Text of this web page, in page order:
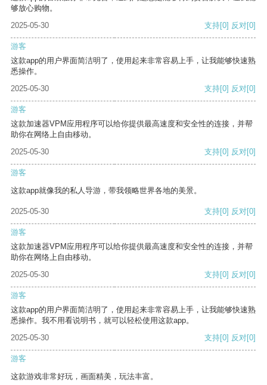
够放心购物。
2025-05-30
支持[0] 反对[0]
游客
这款app的用户界面简洁明了，使用起来非常容易上手，让我能够快速熟
悉操作。
2025-05-30
支持[0] 反对[0]
游客
这款加速器VPM应用程序可以给你提供最高速度和安全性的连接，并帮
助你在网络上自由移动。
2025-05-30
支持[0] 反对[0]
游客
这款app就像我的私人导游，带我领略世界各地的美景。
2025-05-30 支持[0] 反对[0]
游客
这款加速器VPM应用程序可以给你提供最高速度和安全性的连接，并帮
助你在网络上自由移动。
2025-05-30
支持[0] 反对[0]
游客
这款app的用户界面简洁明了，使用起来非常容易上手，让我能够快速熟
悉操作。我不用看说明书，就可以轻松使用这款app。
2025-05-30
支持[0] 反对[0]
游客
这款游戏非常好玩，画面精美，玩法丰富。